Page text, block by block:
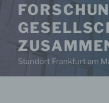
Standort Frankfurt am